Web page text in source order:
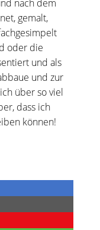
nach dem
gemalt,
oder die
und als
und zur
über so viel
dass ich
können!